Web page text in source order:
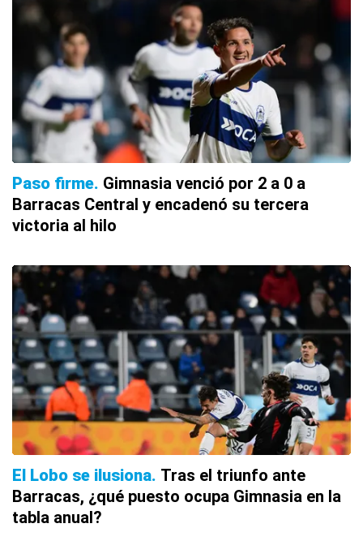
Paso firme Gimnasia venció por 2 a 0 a
Barracas Central y encadenó su tercera
victoria al hilo
El Lobo se ilusiona Tras el triunfo ante
Barracas, ¿qué puesto ocupa Gimnasia en la
tabla anual?